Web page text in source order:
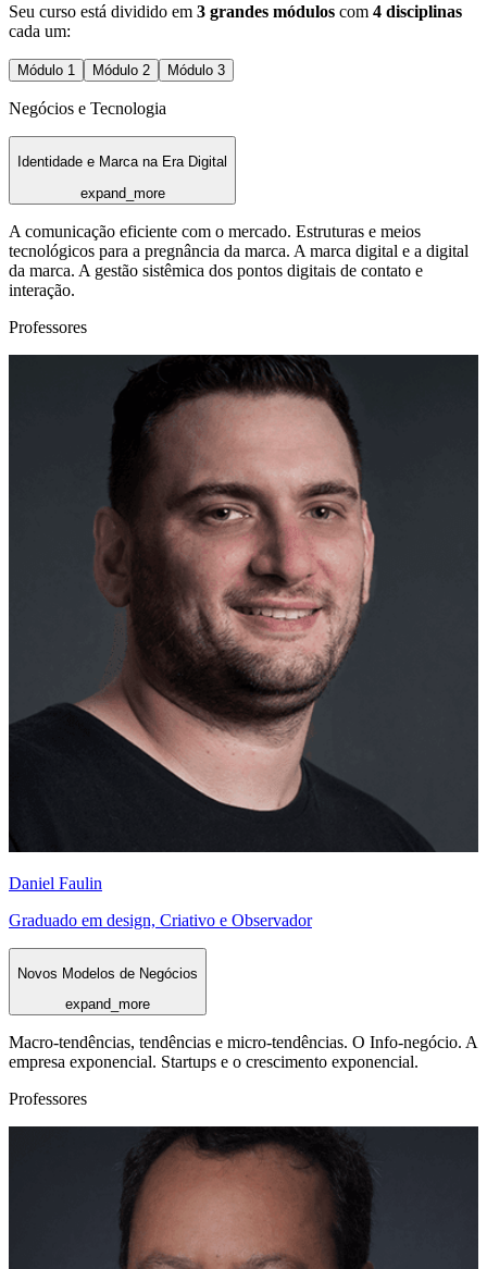
Seu curso está dividido em 3 grandes módulos com 4 disciplinas
cada um:
Módulo 1 Módulo 2 Módulo 3
Negócios e Tecnologia
Identidade e Marca na Era Digital
expand_more
A comunicação eficiente com o mercado. Estruturas e meios
tecnológicos para a pregnância da marca. A marca digital e a digital
da marca. A gestão sistêmica dos pontos digitais de contato e
interação.
Professores
Daniel Faulin
Graduado em design, Criativo e Observador
Novos Modelos de Negócios
expand_more
Macro-tendências, tendências e micro-tendências. O Info-negócio. A
empresa exponencial. Startups e o crescimento exponencial.
Professores